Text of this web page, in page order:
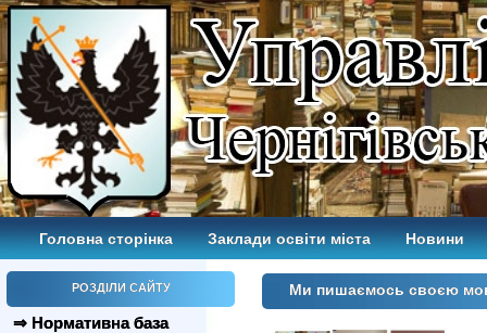
Головна сторінка Заклади освіти міста Новини
РОЗДІЛИ САЙТУ
⇒ Нормативна база
Ми пишаємось своєю